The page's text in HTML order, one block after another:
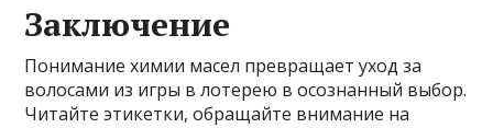
Заключение
Понимание химии масел превращает уход за
волосами из игры в лотерею в осознанный выбор.
Читайте этикетки, обращайте внимание на